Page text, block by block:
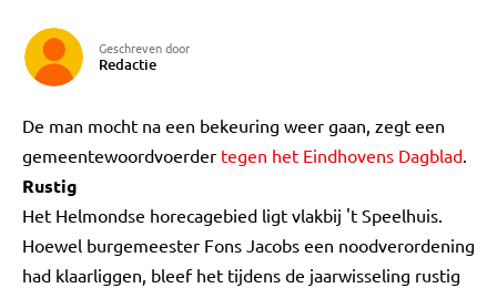
Geschreven door
Redactie
De man mocht na een bekeuring weer gaan, zegt een
gemeentewoordvoerder tegen het Eindhovens Dagblad.
Rustig
Het Helmondse horecagebied ligt vlakbij 't Speelhuis.
Hoewel burgemeester Fons Jacobs een noodverordening
had klaarliggen, bleef het tijdens de jaarwisseling rustig